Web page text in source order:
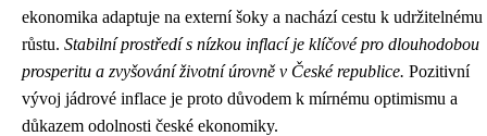
ekonomika adaptuje na externí šoky a nachází cestu k udržitelnému
růstu. Stabilní prostředí s nízkou inflací je klíčové pro dlouhodobou
prosperitu a zvyšování životní úrovně v České republice. Pozitivní
vývoj jádrové inflace je proto důvodem k mírnému optimismu a
důkazem odolnosti české ekonomiky.